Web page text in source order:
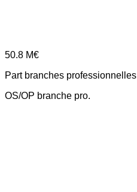
50.8 M€
Part branches professionnelles
OS/OP branche pro.